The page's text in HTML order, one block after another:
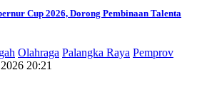
Cup 2026, Dorong Pembinaan Talenta
Olahraga Palangka Raya Pemprov
20:21